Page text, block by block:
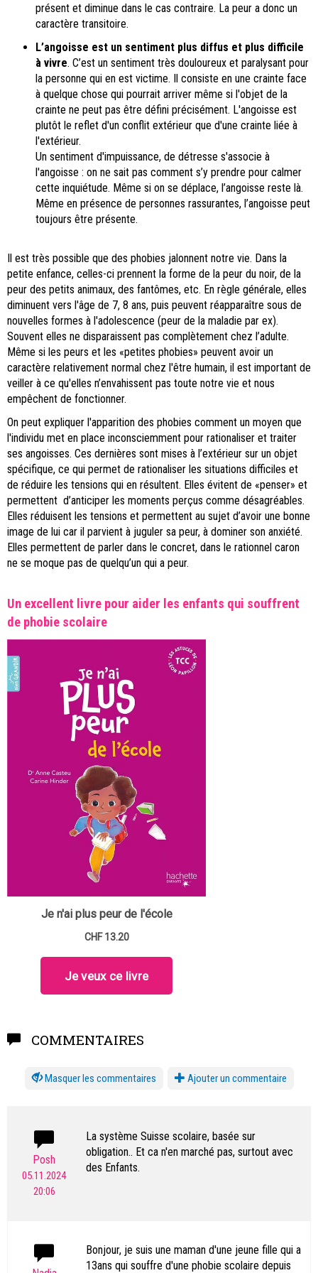
présent et diminue dans le cas contraire. La peur a donc un
caractère transitoire.
L’angoisse est un sentiment plus diffus et plus difficile
à vivre. C’est un sentiment très douloureux et paralysant pour
la personne qui en est victime. Il consiste en une crainte face
à quelque chose qui pourrait arriver même si l'objet de la
crainte ne peut pas être défini précisément. L'angoisse est
plutôt le reflet d'un conflit extérieur que d'une crainte liée à
l'extérieur.
Un sentiment d'impuissance, de détresse s'associe à
l'angoisse : on ne sait pas comment s’y prendre pour calmer
cette inquiétude. Même si on se déplace, l’angoisse reste là.
Même en présence de personnes rassurantes, l’angoisse peut
toujours être présente.
Il est très possible que des phobies jalonnent notre vie. Dans la
petite enfance, celles-ci prennent la forme de la peur du noir, de la
peur des petits animaux, des fantômes, etc. En règle générale, elles
diminuent vers l'âge de 7, 8 ans, puis peuvent réapparaître sous de
nouvelles formes à l'adolescence (peur de la maladie par ex).
Souvent elles ne disparaissent pas complètement chez l’adulte.
Même si les peurs et les «petites phobies» peuvent avoir un
caractère relativement normal chez l'être humain, il est important de
veiller à ce qu'elles n’envahissent pas toute notre vie et nous
empêchent de fonctionner.
On peut expliquer l'apparition des phobies comment un moyen que
l'individu met en place inconsciemment pour rationaliser et traiter
ses angoisses. Ces dernières sont mises à l’extérieur sur un objet
spécifique, ce qui permet de rationaliser les situations difficiles et
de réduire les tensions qui en résultent. Elles évitent de «penser» et
permettent d’anticiper les moments perçus comme désagréables.
Elles réduisent les tensions et permettent au sujet d’avoir une bonne
image de lui car il parvient à juguler sa peur, à dominer son anxiété.
Elles permettent de parler dans le concret, dans le rationnel caron
ne se moque pas de quelqu’un qui a peur.
Un excellent livre pour aider les enfants qui souffrent
de phobie scolaire
COMMENTAIRES
les commentaires Ajouter un commentaire
Posh
05.11.2024
20:06
La système Suisse scolaire, basée sur
obligation.. Et ca n'en marché pas, surtout avec
des Enfants.
Bonjour, je suis une maman d'une jeune fille qui a
13ans qui souffre d'une phobie scolaire depuis